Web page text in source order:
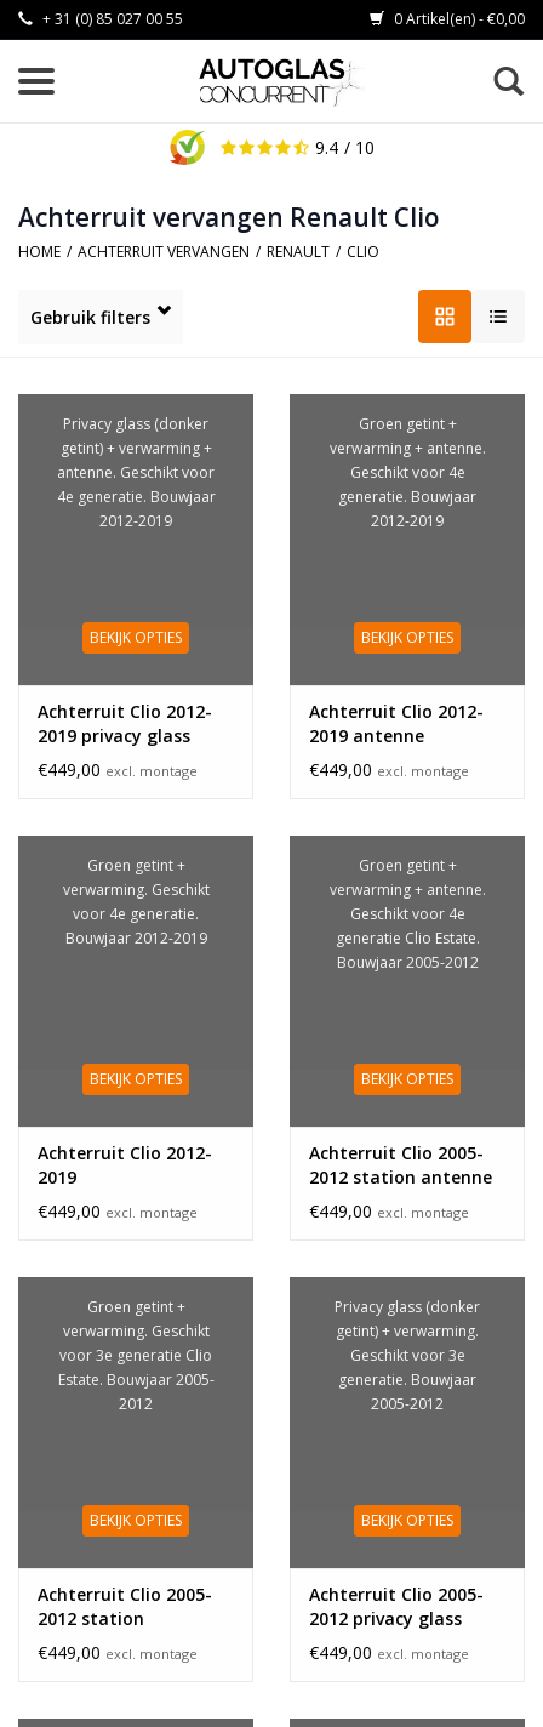
+ 31 (0) 85 027 00 55 0 Artikel(en) - €0,00
9.4 / 10
Achterruit vervangen Renault Clio
HOME / ACHTERRUIT VERVANGEN / RENAULT / CLIO
Gebruik filters
Privacy glass (donker
getint) + verwarming +
antenne. Geschikt voor
4e generatie. Bouwjaar
2012-2019
BEKIJK OPTIES
Achterruit Clio 2012-
2019 privacy glass
€449,00 excl. montage
Groen getint +
verwarming + antenne.
Geschikt voor 4e
generatie. Bouwjaar
2012-2019
BEKIJK OPTIES
Achterruit Clio 2012-
2019 antenne
€449,00 excl. montage
Groen getint +
verwarming. Geschikt
voor 4e generatie.
Bouwjaar 2012-2019
BEKIJK OPTIES
Achterruit Clio 2012-
2019
€449,00 excl. montage
Groen getint +
verwarming + antenne.
Geschikt voor 4e
generatie Clio Estate.
Bouwjaar 2005-2012
BEKIJK OPTIES
Achterruit Clio 2005-
2012 station antenne
€449,00 excl. montage
Groen getint +
verwarming. Geschikt
voor 3e generatie Clio
Estate. Bouwjaar 2005-
2012
BEKIJK OPTIES
Achterruit Clio 2005-
2012 station
€449,00 excl. montage
Privacy glass (donker
getint) + verwarming.
Geschikt voor 3e
generatie. Bouwjaar
2005-2012
BEKIJK OPTIES
Achterruit Clio 2005-
2012 privacy glass
€449,00 excl. montage